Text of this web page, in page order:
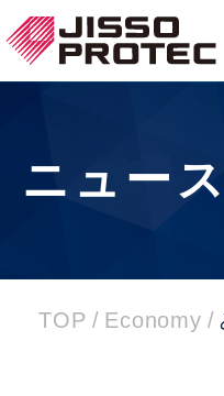
ニュース
TOP / Economy /